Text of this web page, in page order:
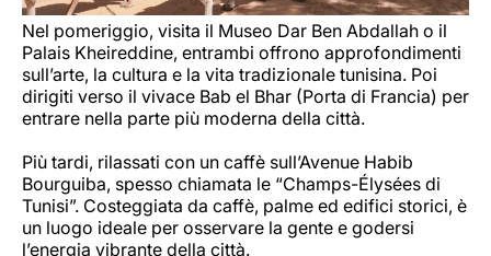
Nel pomeriggio, visita il Museo Dar Ben Abdallah o il
Palais Kheireddine, entrambi offrono approfondimenti
sull’arte, la cultura e la vita tradizionale tunisina. Poi
dirigiti verso il vivace Bab el Bhar (Porta di Francia) per
entrare nella parte più moderna della città.
Più tardi, rilassati con un caffè sull’Avenue Habib
Bourguiba, spesso chiamata le “Champs-Élysées di
Tunisi”. Costeggiata da caffè, palme ed edifici storici, è
un luogo ideale per osservare la gente e godersi
l’energia vibrante della città.